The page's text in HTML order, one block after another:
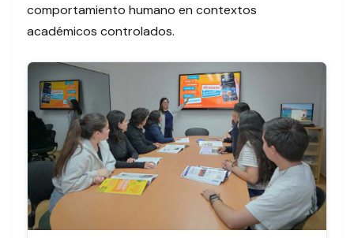
comportamiento humano en contextos
académicos controlados.